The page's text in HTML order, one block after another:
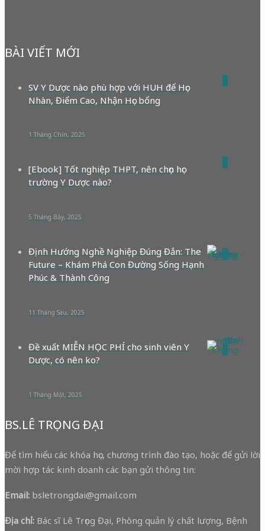
BÀI VIẾT MỚI
SV Y Dược nào phù hợp với HUH để Học
Nhàn, Điểm Cao, Nhận Học bổng
1 Tháng Chín, 2025
[Ebook] Tốt nghiệp THPT, nên chọn học
trường Y Dược nào?
5 Tháng Bảy, 2025
0
Định Hướng Nghề Nghiệp Đúng Đắn: The
Future – Khám Phá Con Đường Sống Hạnh
Phúc & Thành Công
11 Tháng Sáu, 2025
Đề xuất MIỄN HỌC PHÍ cho sinh viên Y
Dược, có nên ko?
1 Tháng Một, 2025
BS.LÊ TRỌNG ĐẠI
Để tìm hiểu các khóa học, chương trình đào tạo, hoặc để gửi lời
mời hợp tác kinh doanh các bạn gửi thông tin:
Email: bsletrongdai@gmail.com
Địa chỉ: Bác sĩ Lê Trọng Đại, Phòng quản lý chất lượng, Bệnh